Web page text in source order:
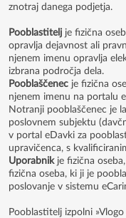
znotraj danega podjetja.
Pooblastitelj je fizična
opravlja dejavnost ali
njenem imenu opravlja
izbrana področja dela.
Pooblaščenec je fizična
njenem imenu na portalu
Notranji pooblaščenec je
poslovnem subjektu
v portal eDavki za
upravičenca, s
Uporabnikje fizična
fizična oseba, ki ji je
poslovanje v sistemu
Pooblastitelj izpolni